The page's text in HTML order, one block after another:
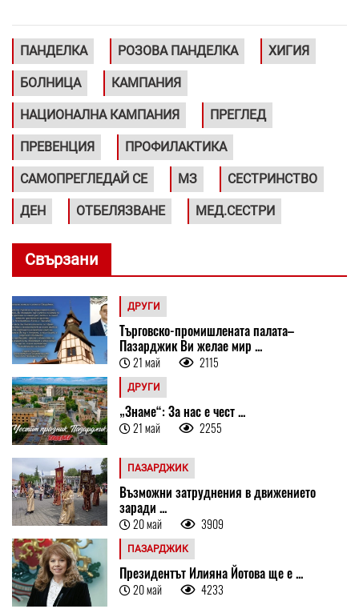
ПАНДЕЛКА РОЗОВА ПАНДЕЛКА ХИГИЯ
БОЛНИЦА КАМПАНИЯ
НАЦИОНАЛНА КАМПАНИЯ ПРЕГЛЕД
ПРЕВЕНЦИЯ ПРОФИЛАКТИКА
САМОПРЕГЛЕДАЙ СЕ МЗ СЕСТРИНСТВО
ДЕН ОТБЕЛЯЗВАНЕ МЕД.СЕСТРИ
Свързани
ДРУГИ
Търговско-промишлената палата–
Пазарджик Ви желае мир ...
21 май 2115
ДРУГИ
„Знаме“: За нас е чест ...
21 май 2255
ПАЗАРДЖИК
Възможни затруднения в движението
заради ...
20 май 3909
ПАЗАРДЖИК
Президентът Илияна Йотова ще е ...
20 май 4233